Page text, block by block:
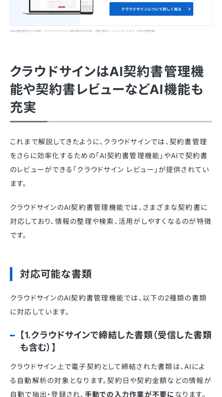
クラウドサインはAI契約書管理機
能や契約書レビューなどAI機能も
充実
これまで解説してきたように、クラウドサインでは、契約書管理
をさらに効率化するための「AI契約書管理機能」やAIで契約書
のレビューができる「クラウドサイン レビュー」が提供されてい
ます。
クラウドサインのAI契約書管理機能では、さまざまな契約書に
対応しており、情報の整理や検索、活用がしやすくなるのが特徴
です。
対応可能な書類
クラウドサインのAI契約書管理機能では、以下の2種類の書類
に対応しています。
【1.クラウドサインで締結した書類（受信した書類
も含む）】
クラウドサイン上で電子契約として締結された書類は、AIによ
る自動解析の対象となります。契約日や契約金額などの情報が
自動で抽出・登録され、 手動での入力作業が不要に なります。